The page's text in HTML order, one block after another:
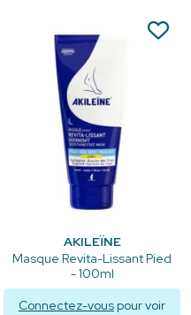
AKILEÏNE
Masque Revita-Lissant Pied
- 100ml
Connectez-vous pour voir